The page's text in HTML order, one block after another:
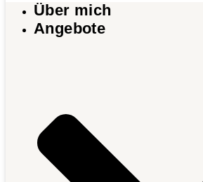
Über mich
Angebote